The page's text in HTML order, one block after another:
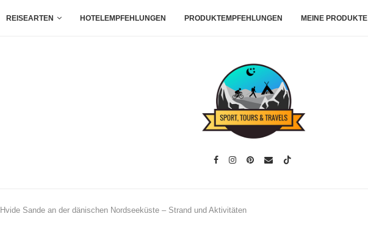
REISEARTEN HOTELEMPFEHLUNGEN PRODUKTEMPFEHLUNGEN MEINE PRODUKTE
Hvide Sande an der dänischen Nordseeküste – Strand und Aktivitäten